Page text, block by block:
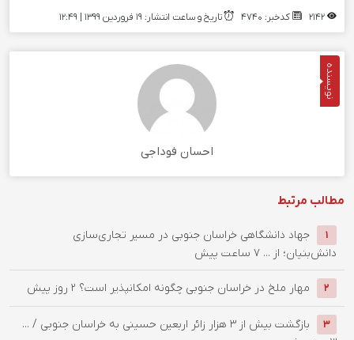
کدخبر: 4740 تاریخ و ساعت انتشار: ۱۹ فروردین ۱۳۹۹ | 12:49
نویسنده
احسان فوداجی
مطالب مرتبط
1
جهاد دانشگاهی خراسان جنوبی در مسیر تجاری‌سازی
دانش‌بنیان؛ از ... 7 ساعت پیش
2 ‌مهار ملخ در خراسان جنوبی چگونه امکانپذیر است؟ 2 روز پیش
3
بازگشت بیش از ۳ هزار زائر اربعین حسینی به خراسان جنوبی / ...